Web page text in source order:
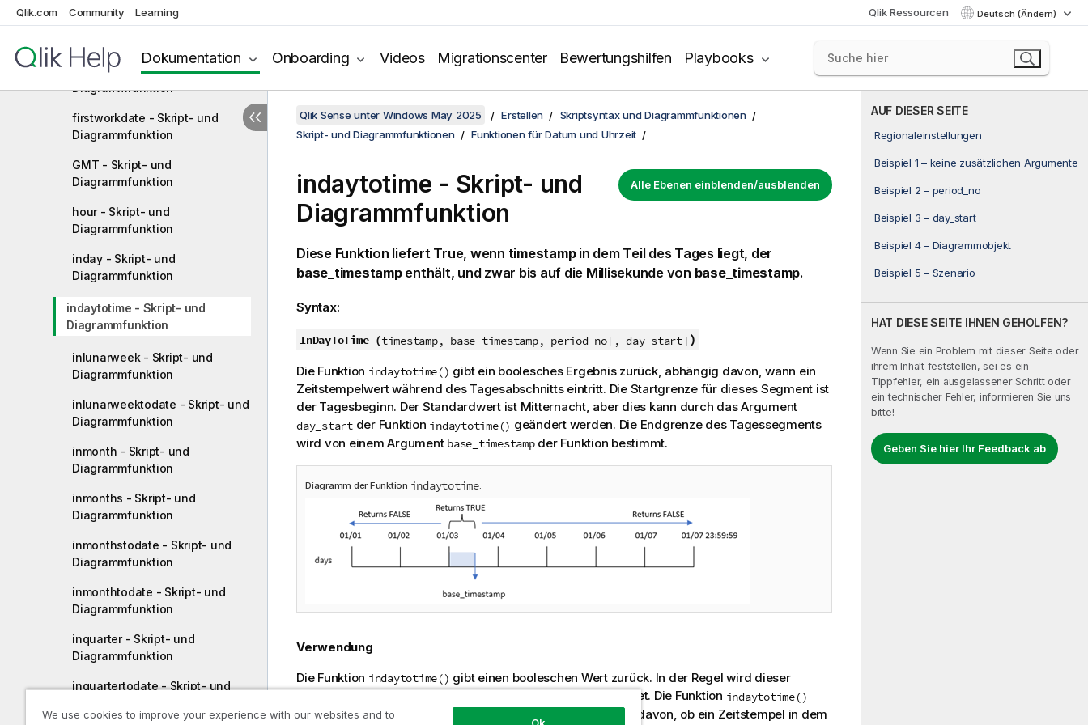
Qlik.com Community Learning Qlik Ressourcen Deutsch (Ändern)
Dokumentation Onboarding Videos Migrationscenter Bewertungshilfen Playbooks
daynumberofyear - Skript- und
daystart - Skript- und
Diagrammfunktion
firstworkdate - Skript- und
Diagrammfunktion
GMT - Skript- und
Diagrammfunktion
hour - Skript- und
Diagrammfunktion
inday - Skript- und
Diagrammfunktion
indaytotime - Skript- und
Diagrammfunktion
inlunarweek - Skript- und
Diagrammfunktion
inlunarweektodate - Skript- und
Diagrammfunktion
inmonth - Skript- und
Diagrammfunktion
inmonths - Skript- und
Diagrammfunktion
inmonthstodate - Skript- und
Diagrammfunktion
inmonthtodate - Skript- und
Diagrammfunktion
inquarter - Skript- und
Diagrammfunktion
inquartertodate - Skript- und
AUF DIESER SEITE
Regionaleinstellungen
Beispiel 1 – keine zusätzlichen Argumente
Beispiel 2 – period_no
Beispiel 3 – day_start
Beispiel 4 – Diagrammobjekt
Beispiel 5 – Szenario
HAT DIESE SEITE IHNEN GEHOLFEN?
Wenn Sie ein Problem mit dieser Seite oder
ihrem Inhalt feststellen, sei es ein
Tippfehler, ein ausgelassener Schritt oder
ein technischer Fehler, informieren Sie uns
bitte!
Geben Sie hier Ihr Feedback ab
Qlik Sense unter Windows May 2025 Erstellen
Skriptsyntax und Diagrammfunktionen
Skript- und Diagrammfunktionen
Funktionen für Datum und Uhrzeit
Alle Ebenen einblenden/ausblenden
indaytotime - Skript- und
Diagrammfunktion
Diese Funktion liefert True, wenn timestampin dem Teil des Tages liegt, der
base_timestampenthält, und zwar bis auf die Millisekunde von base_timestamp.
Syntax:
InDayToTime (timestamp, base_timestamp, period_no[, day_start] )
Die Funktion indaytotime() gibt ein boolesches Ergebnis zurück, abhängig davon, wann ein
Zeitstempelwert während des Tagesabschnitts eintritt. Die Startgrenze für dieses Segment ist
der Tagesbeginn. Der Standardwert ist Mitternacht, aber dies kann durch das Argument
day_startder Funktion indaytotime() geändert werden. Die Endgrenze des Tagessegments
wird von einem Argument base_timestampder Funktion bestimmt.
Diagramm der Funktion indaytotime.
Verwendung
Die Funktion indaytotime() gibt einen booleschen Wert zurück. In der Regel wird dieser
verwendet. Die Funktion indaytotime()
gibt eine Aggregierung oder Berechnung zurück, abhängig davon, ob ein Zeitstempel in dem
We use cookies to improve your experience with our websites and to